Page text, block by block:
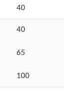
40
40
65
100